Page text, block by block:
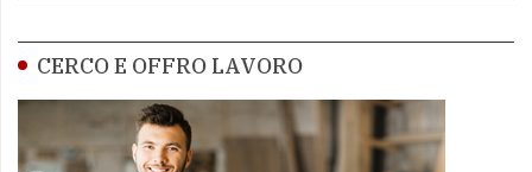
CERCO E OFFRO LAVORO